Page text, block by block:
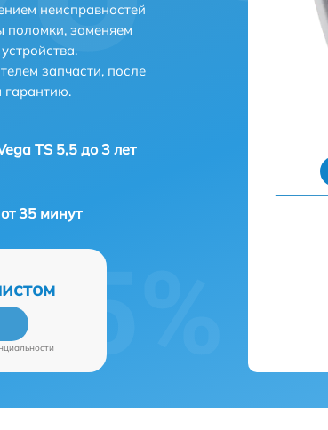
неисправностей
поломки, заменяем
запчасти, после
гарантию.
TS 5,5 до 3 лет
35 минут